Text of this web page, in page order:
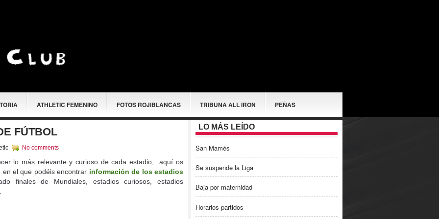
ATHLETIC FEMENINO FOTOS ROJIBLANCAS TRIBUNA ALL IRON PEÑAS
FÚTBOL
No comments
lo más relevante y curioso de cada estadio, aquí os
, en el que podéis encontrar información de los estadios
finales de Mundiales, estadios curiosos, estadios
LO MÁS LEÍDO
San Mamés
Se suspende la Liga
Baja por maternidad
Horarios partidos